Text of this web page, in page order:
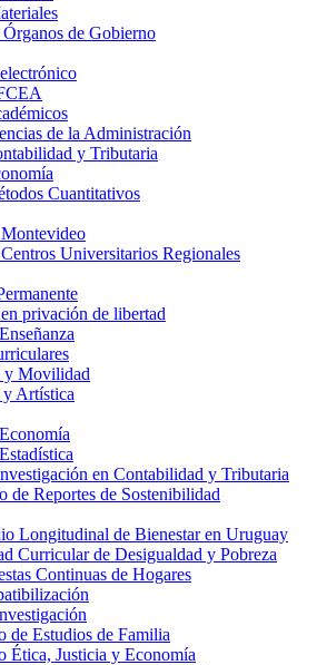
Órganos de Gobierno
de la Administración
y Tributaria
Cuantitativos
Universitarios Regionales
privación de libertad
y Movilidad
Artística
en Contabilidad y Tributaria
de Reportes de Sostenibilidad
Longitudinal de Bienestar en Uruguay
Curricular de Desigualdad y Pobreza
Continuas de Hogares
de Estudios de Familia
Ética, Justicia y Economía